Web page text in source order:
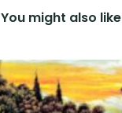
You might also like